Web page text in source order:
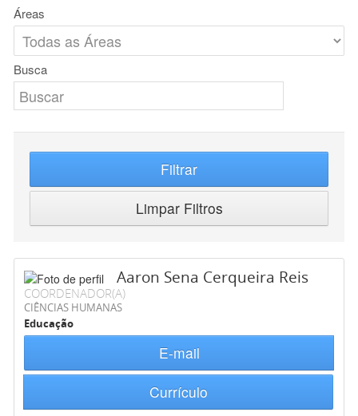
Áreas
Busca
Filtrar
Limpar Filtros
Aaron Sena Cerqueira Reis
COORDENADOR(A)
CIÊNCIAS HUMANAS
Educação
E-mail
Currículo